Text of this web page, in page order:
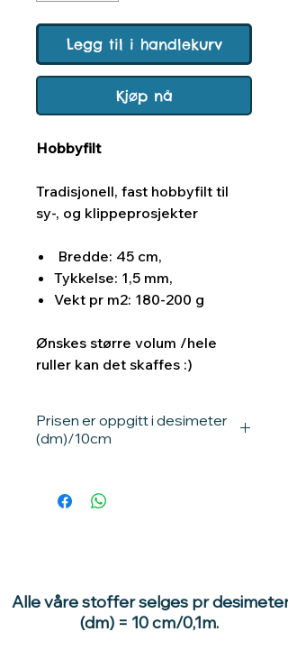
Legg til i handlekurv
Kjøp nå
Hobbyfilt
Tradisjonell, fast hobbyfilt til
sy-, og klippeprosjekter
Bredde: 45 cm,
Tykkelse: 1,5 mm,
Vekt pr m2: 180-200 g
Ønskes større volum /hele
ruller kan det skaffes :)
Prisen er oppgitt i desimeter
(dm)/10cm
1 dm = 10 cm / 0,1meter.
Ønsker du f.eks. 1,5 meter stoff,
velger du 15 enheter - 15stk x 1 dm
Alle våre stoffer selges pr desimeter
(dm) = 10 cm/0,1m.